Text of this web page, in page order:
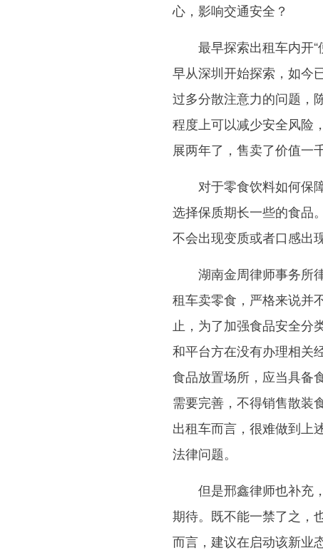
心，影响交通安全？
最早探索出租车内开“
早从深圳开始探索，如今
过多分散注意力的问题，
程度上可以减少安全风险
展两年了，售卖了价值一
对于零食饮料如何保障
选择保质期长一些的食品
不会出现变质或者口感出
湖南金周律师事务所律
租车卖零食，严格来说并
止，为了加强食品安全分
和平台方在没有办理相关
食品放置场所，应当具备
需要完善，不得销售散装
出租车而言，很难做到上
法律问题。
但是邢鑫律师也补充，
期待。既不能一禁了之，
而言，建议在启动该新业